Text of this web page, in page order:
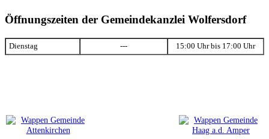
Öffnungszeiten der Gemeindekanzlei Wolfersdorf
Dienstag --- 15:00 Uhr bis 17:00 Uhr